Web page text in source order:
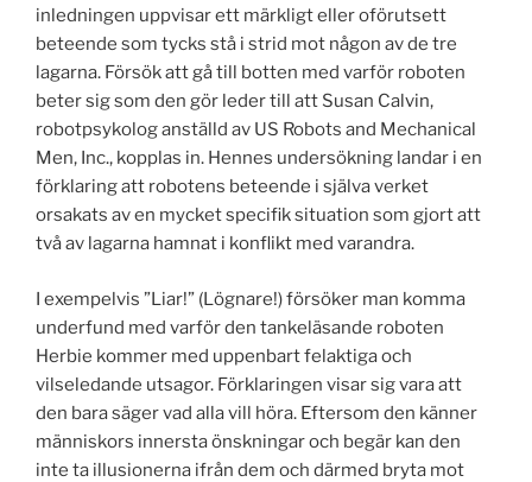
inledningen uppvisar ett märkligt eller oförutsett
beteende som tycks stå i strid mot någon av de tre
lagarna. Försök att gå till botten med varför roboten
beter sig som den gör leder till att Susan Calvin,
robotpsykolog anställd av US Robots and Mechanical
Men, Inc., kopplas in. Hennes undersökning landar i en
förklaring att robotens beteende i själva verket
orsakats av en mycket specifik situation som gjort att
två av lagarna hamnat i konflikt med varandra.
I exempelvis ”Liar!” (Lögnare!) försöker man komma
underfund med varför den tankeläsande roboten
Herbie kommer med uppenbart felaktiga och
vilseledande utsagor. Förklaringen visar sig vara att
den bara säger vad alla vill höra. Eftersom den känner
människors innersta önskningar och begär kan den
inte ta illusionerna ifrån dem och därmed bryta mot